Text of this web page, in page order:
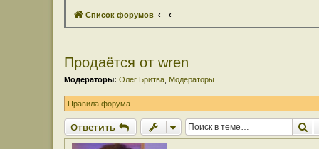
Список форумов
Продаётся от wren
Модераторы: Олег Бритва Модераторы
Правила форума
Ответить